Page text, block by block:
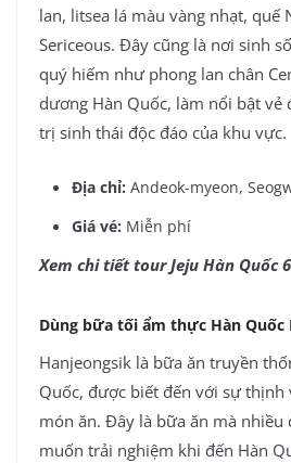
lan, litsea lá màu vàng nhạt, quế
Sericeous. Đây cũng là nơi sinh
quý hiếm như phong lan chân
dương Hàn Quốc, làm nổi bật vẻ
trị sinh thái độc đáo của khu vực.
Địa chỉ: Andeok-myeon,
Giá vé: Miễn phí
Xem chi tiết tour Jeju Hàn Quốc
Dùng bữa tối ẩm thực Hàn Quốc
Hanjeongsik là bữa ăn truyền
Quốc, được biết đến với sự thịnh
món ăn. Đây là bữa ăn mà nhiều
muốn trải nghiệm khi đến Hàn